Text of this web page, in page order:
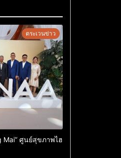
ตระเวนข่าว
Mai” ศูนย์สุขภาพไฮ